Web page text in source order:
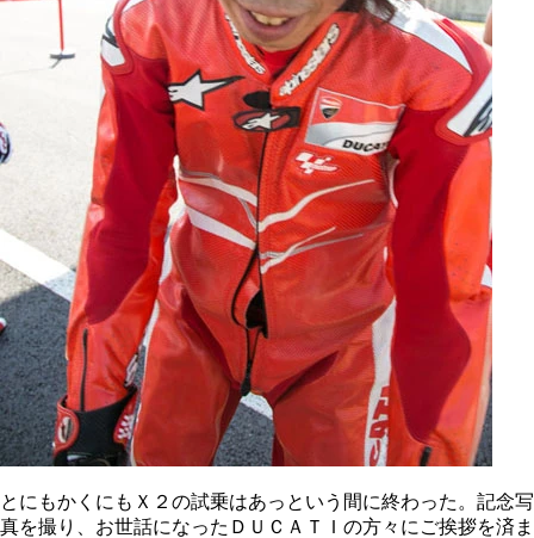
とにもかくにもＸ２の試乗はあっという間に終わった。記念写
真を撮り、お世話になったＤＵＣＡＴＩの方々にご挨拶を済ま